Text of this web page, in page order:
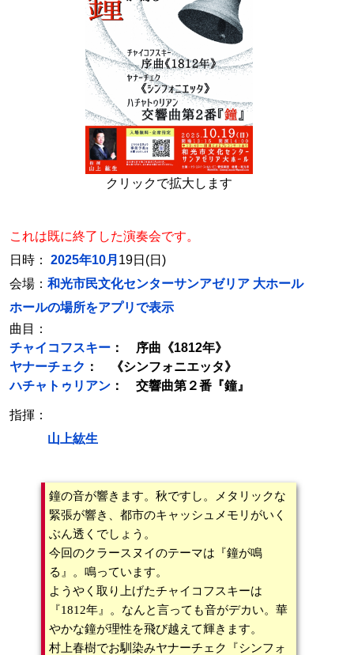
クリックで拡大します
これは既に終了した演奏会です。
日時： 2025年10月 19日(日)
会場： 和光市民文化センターサンアゼリア 大ホール
ホールの場所をアプリで表示
曲目：
チャイコフスキー ： 序曲《1812年》
ヤナーチェク ： 《シンフォニエッタ》
ハチャトゥリアン ： 交響曲第２番『鐘』
指揮：
山上紘生
鐘の音が響きます。秋ですし。メタリックな
緊張が響き、都市のキャッシュメモリがいく
ぶん透くでしょう。
今回のクラースヌイのテーマは『鐘が鳴
る』。鳴っています。
ようやく取り上げたチャイコフスキーは
『1812年』。なんと言っても音がデカい。華
やかな鐘が理性を飛び越えて輝きます。
村上春樹でお馴染みヤナーチェク『シンフォ